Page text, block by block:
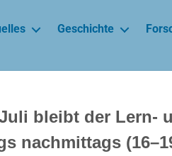
Geschichte
1937
bleibt der Lern-
nachmittags